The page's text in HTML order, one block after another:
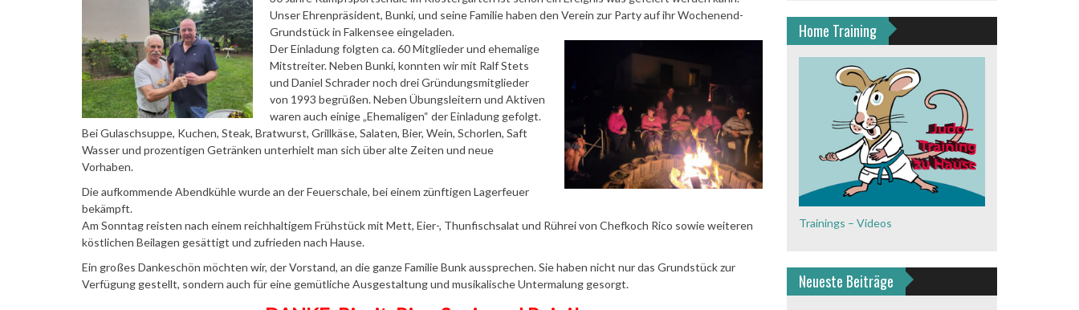
Unser Ehrenpräsident, Bunki, und seine Familie haben den Verein zur Party auf ihr Wochenend-
Grundstück in Falkensee eingeladen.
DerEinladung folgten ca. 60 Mitglieder und ehemalige
Mitstreiter. Neben Bunki, konnten wir mit Ralf Stets
und Daniel Schrader noch drei Gründungsmitglieder
von 1993 begrüßen. Neben Übungsleitern und Aktiven
waren auch einige „Ehemaligen“ der Einladung gefolgt.
Bei Gulaschsuppe, Kuchen, Steak, Bratwurst, Grillkäse, Salaten, Bier, Wein, Schorlen, Saft
Wasser und prozentigen Getränken unterhielt man sich über alte Zeiten und neue
Vorhaben.
Die aufkommende Abendkühle wurde an der Feuerschale, bei einem zünftigen Lagerfeuer
bekämpft.
Am Sonntag reisten nach einem reichhaltigem Frühstück mit Mett, Eier-, Thunfischsalat und Rührei von Chefkoch Rico sowie weiteren
köstlichen Beilagen gesättigt und zufrieden nach Hause.
Ein großes Dankeschön möchten wir, der Vorstand, an die ganze Familie Bunk aussprechen. Sie haben nicht nur das Grundstück zur
Verfügung gestellt, sondern auch für eine gemütliche Ausgestaltung und musikalische Untermalung gesorgt.
Home Training
Trainings – Videos
Neueste Beiträge